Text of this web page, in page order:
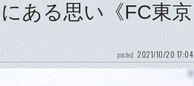
ある思い《FC東京
posted 2021/10/20 17:04